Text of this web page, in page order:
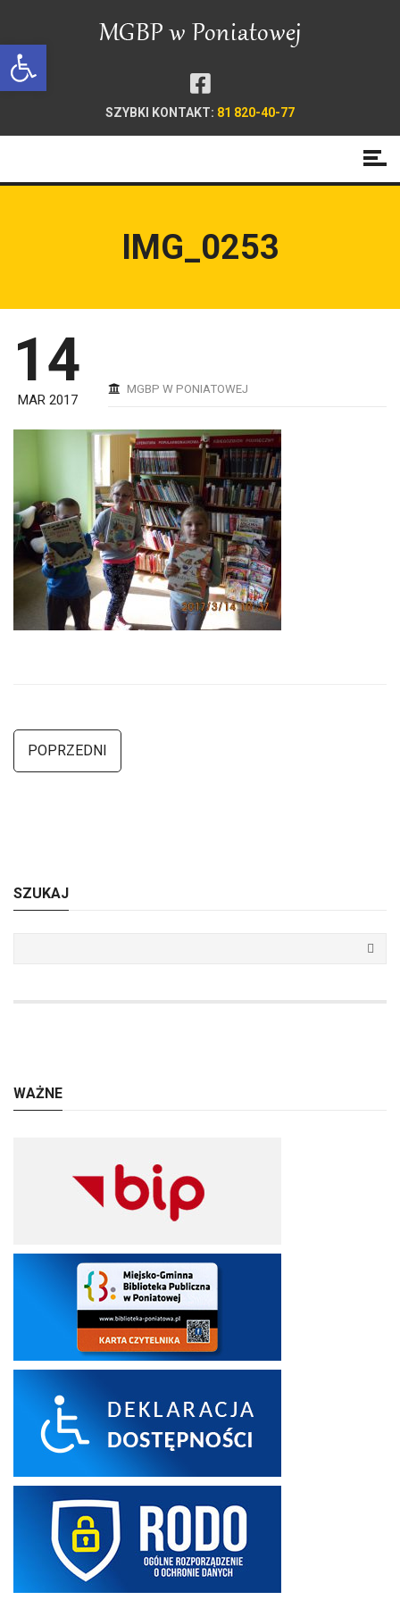
Open toolbar
SZYBKI KONTAKT: 81 820-40-77
IMG_0253
14
MAR 2017
MGBP W PONIATOWEJ
POPRZEDNI
SZUKAJ
WAŻNE